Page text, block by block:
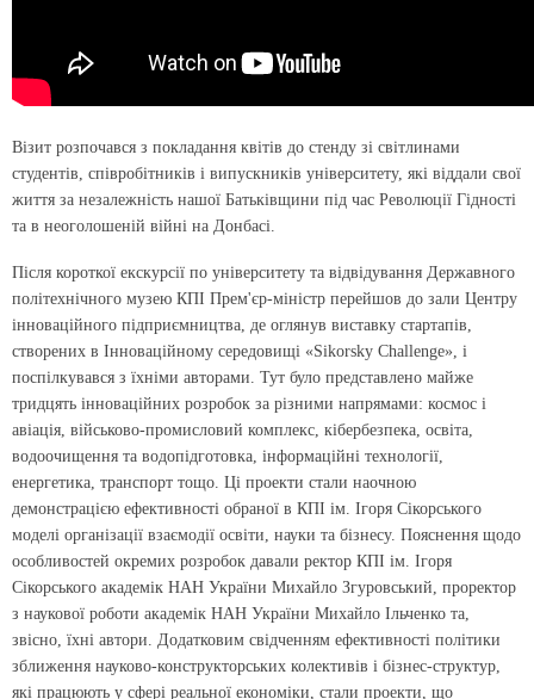
Візит розпочався з покладання квітів до стенду зі світлинами
студентів, співробітників і випускників університету, які віддали свої
життя за незалежність нашої Батьківщини під час Революції Гідності
та в неоголошеній війні на Донбасі.
Після короткої екскурсії по університету та відвідування Державного
політехнічного музею КПІ Прем'єр-міністр перейшов до зали Центру
інноваційного підприємництва, де оглянув виставку стартапів,
створених в Інноваційному середовищі «Sikorsky Challenge», і
поспілкувався з їхніми авторами. Тут було представлено майже
тридцять інноваційних розробок за різними напрямами: космос і
авіація, військово-промисловий комплекс, кібербезпека, освіта,
водоочищення та водопідготовка, інформаційні технології,
енергетика, транспорт тощо. Ці проекти стали наочною
демонстрацією ефективності обраної в КПІ ім. Ігоря Сікорського
моделі організації взаємодії освіти, науки та бізнесу. Пояснення щодо
особливостей окремих розробок давали ректор КПІ ім. Ігоря
Сікорського академік НАН України Михайло Згуровський, проректор
з наукової роботи академік НАН України Михайло Ільченко та,
звісно, їхні автори. Додатковим свідченням ефективності політики
зближення науково-конструкторських колективів і бізнес-структур,
які працюють у сфері реальної економіки, стали проекти, що